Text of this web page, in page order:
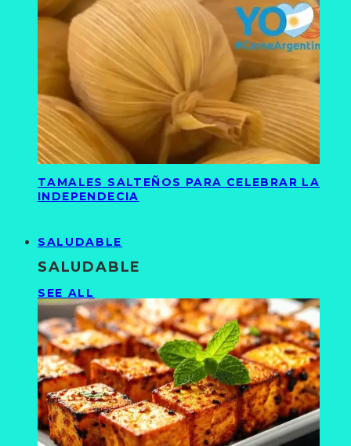
TAMALES SALTEÑOS PARA CELEBRAR LA
INDEPENDECIA
SALUDABLE
SALUDABLE
SEE ALL